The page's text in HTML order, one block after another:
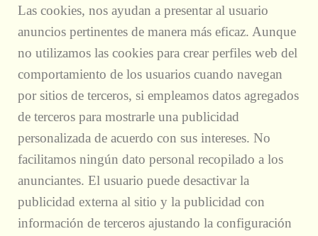
Las cookies, nos ayudan a presentar al usuario
anuncios pertinentes de manera más eficaz. Aunque
no utilizamos las cookies para crear perfiles web del
comportamiento de los usuarios cuando navegan
por sitios de terceros, si empleamos datos agregados
de terceros para mostrarle una publicidad
personalizada de acuerdo con sus intereses. No
facilitamos ningún dato personal recopilado a los
anunciantes. El usuario puede desactivar la
publicidad externa al sitio y la publicidad con
información de terceros ajustando la configuración